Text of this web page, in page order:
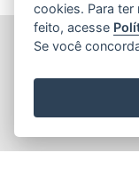
INSTITUTO
Tel.: (27)
E-mail:
cookies. Para
feito, acesse
Se você